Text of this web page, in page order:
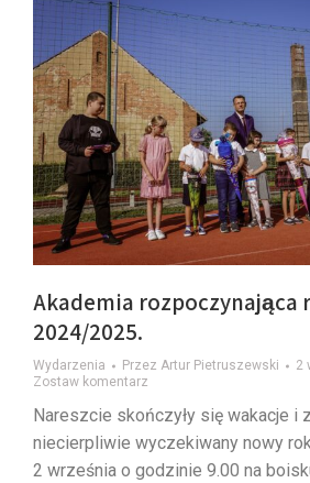
Akademia rozpoczynająca
2024/2025.
Wydarzenia Przez Artur Pietruszewski
2
Zostaw komentarz
Nareszcie skończyły się wakacje i
niecierpliwie wyczekiwany nowy
2 września o godzinie 9.00 na